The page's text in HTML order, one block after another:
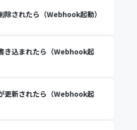
除されたら（Webhook起動）
き込まれたら（Webhook起
更新されたら（Webhook起